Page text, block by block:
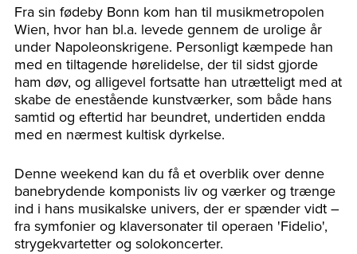
Fra sin fødeby Bonn kom han til musikmetropolen
Wien, hvor han bl.a. levede gennem de urolige år
under Napoleonskrigene. Personligt kæmpede han
med en tiltagende hørelidelse, der til sidst gjorde
ham døv, og alligevel fortsatte han utrætteligt med at
skabe de enestående kunstværker, som både hans
samtid og eftertid har beundret, undertiden endda
med en nærmest kultisk dyrkelse.
Denne weekend kan du få et overblik over denne
banebrydende komponists liv og værker og trænge
ind i hans musikalske univers, der er spænder vidt –
fra symfonier og klaversonater til operaen 'Fidelio',
strygekvartetter og solokoncerter.